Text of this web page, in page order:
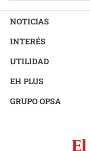
NOTICIAS
INTERÉS
UTILIDAD
EH PLUS
GRUPO OPSA